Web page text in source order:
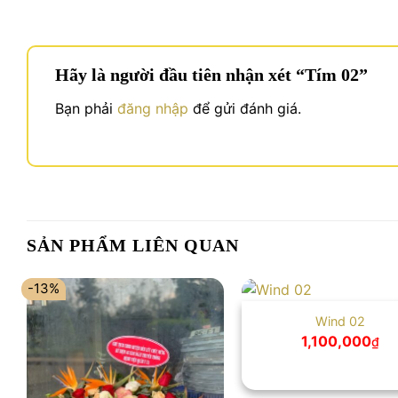
Hãy là người đầu tiên nhận xét “Tím 02”
Bạn phải đăng nhập để gửi đánh giá.
SẢN PHẨM LIÊN QUAN
-13%
Wind 02
1,100,000₫